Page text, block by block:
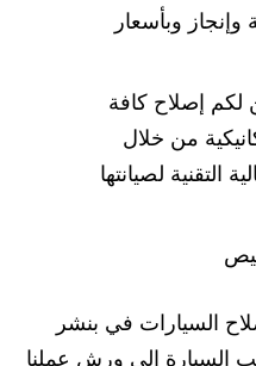
وبأسعار
إصلاح كافة
من خلال
التقنية لصيانتها
السيارات في بنشر
السيارة إلى ورش عملنا